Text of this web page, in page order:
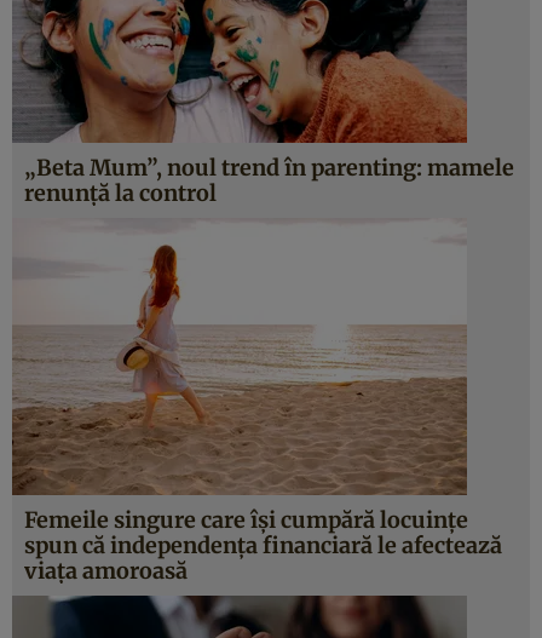
„Beta Mum”, noul trend în parenting: mamele
renunță la control
Femeile singure care își cumpără locuințe
spun că independența financiară le afectează
viața amoroasă